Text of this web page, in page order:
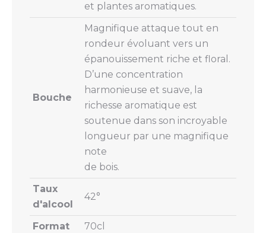
et plantes aromatiques.
Bouche
Magnifique attaque tout en
rondeur évoluant vers un
épanouissement riche et floral.
D’une concentration
harmonieuse et suave, la
richesse aromatique est
soutenue dans son incroyable
longueur par une magnifique
note
de bois.
Taux
d'alcool
42°
Format 70cl